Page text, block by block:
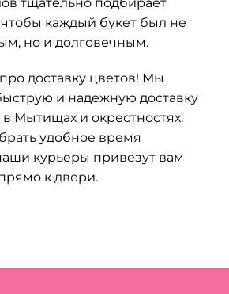
каждый букет был не
но и долговечным.
доставку цветов! Мы
и надежную доставку
в Мытищах и окрестностях.
удобное время
курьеры привезут вам
к двери.